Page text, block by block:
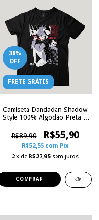
38%
OFF
FRETE GRÁTIS
Camiseta Dandadan Shadow
Style 100% Algodão Preta |
R$89,90
R$55,90
R$52,55 com Pix
2 x de R$27,95 sem juros
COMPRAR